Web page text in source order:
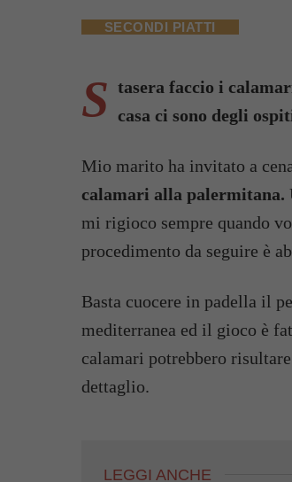
SECONDI PIATTI
S tasera faccio i
casa ci sono degli
Mio marito ha invitato a
calamari alla palermitana.
mi rigioco sempre quando
procedimento da seguire è
Basta cuocere in padella il
mediterranea ed il gioco è
calamari potrebbero
dettaglio.
LEGGI ANCHE